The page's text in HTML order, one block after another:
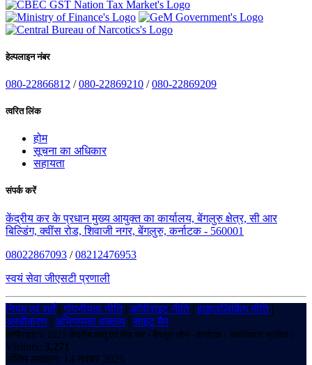
हेल्पलाइन नंबर
080-22866812 /080-22869210 /080-22869209
त्वरित लिंक
होम
सूचना का अधिकार
सहायता
संपर्क करें
केंद्रीय कर के प्रधान मुख्य आयुक्त का कार्यालय, बेंगलुरु क्षेत्र, सी आर
बिल्डिंग, क्वींस रोड, शिवाजी नगर, बेंगलुरु, कर्नाटक - 560001
08022867093 /08212476953
स्वयं सेवा जीएसटी प्रणाली
नियम एवं शर्तें|गोपनीयता नीति|कॉपीराइट नीति|हाइपरलिंकिंग नीति|
अस्वीकरण | अभिगम्यता वक्तव्य |साइट मैप
कॉपीराइट © 2025 केंद्रीय वस्तु एवं सेवा कर - बेंगलुरु ज़ोन - कर्नाटक। सर्वाधिकार सुरक्षित।
Visitors: 3,271
अंतिम अद्यतन: 14 नवंबर 2025